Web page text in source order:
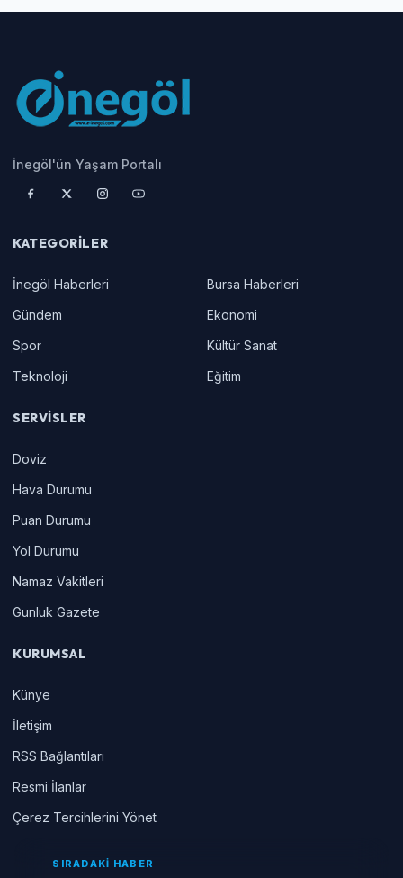
İnegöl'ün Yaşam Portalı
KATEGORILER
İnegöl Haberleri
Bursa Haberleri
Gündem
Ekonomi
Spor
Kültür Sanat
Teknoloji
Eğitim
SERVISLER
Doviz
Hava Durumu
Puan Durumu
Yol Durumu
Namaz Vakitleri
Gunluk Gazete
KURUMSAL
Künye
İletişim
RSS Bağlantıları
Resmi İlanlar
Çerez Tercihlerini Yönet
SIRADAKİ HABER